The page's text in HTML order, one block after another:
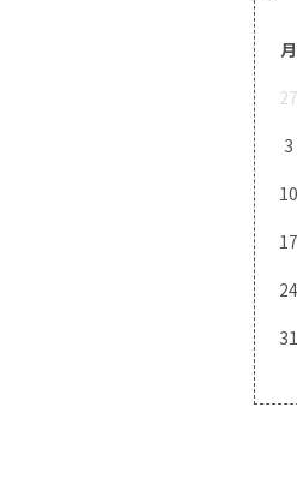
月
27
3
10
17
24
31